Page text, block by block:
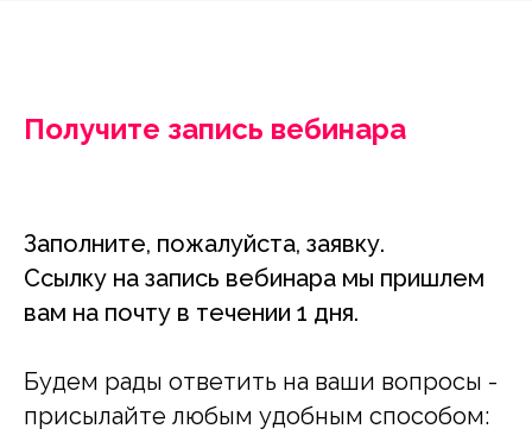
Получите запись вебинара
Заполните, пожалуйста, заявку.
Ссылку на запись вебинара мы пришлем
вам на почту в течении 1 дня.
Будем рады ответить на ваши вопросы -
присылайте любым удобным способом: